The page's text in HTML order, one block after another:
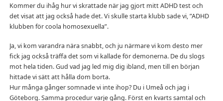
Kommer du ihåg hur vi skrattade när jag gjort mitt ADHD test och
det visat att jag också hade det. Vi skulle starta klubb sade vi, ”ADHD
klubben för coola homosexuella”.
Ja, vi kom varandra nära snabbt, och ju närmare vi kom desto mer
fick jag också träffa det som vi kallade för demonerna. De du slogs
mot hela tiden. Gud vad jag led mig dig ibland, men till en början
hittade vi sätt att hålla dom borta.
Hur många gånger somnade vi inte ihop? Du i Umeå och jag i
Göteborg. Samma procedur varje gång. Först en kvarts samtal och